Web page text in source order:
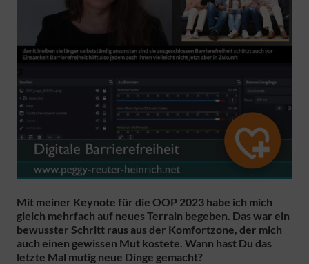
Mit meiner Keynote für die OOP 2023 habe ich mich
gleich mehrfach auf neues Terrain begeben. Das war ein
bewusster Schritt raus aus der Komfortzone, der mich
auch einen gewissen Mut kostete. Wann hast Du das
letzte Mal mutig neue Dinge gemacht?